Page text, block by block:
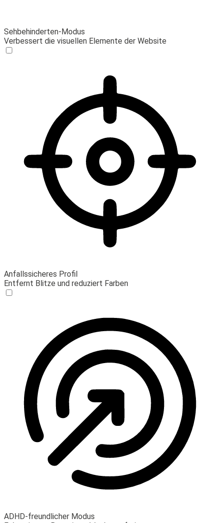
Sehbehinderten-Modus
Verbessert die visuellen Elemente der Website
Anfallssicheres Profil
Entfernt Blitze und reduziert Farben
ADHD-freundlicher Modus